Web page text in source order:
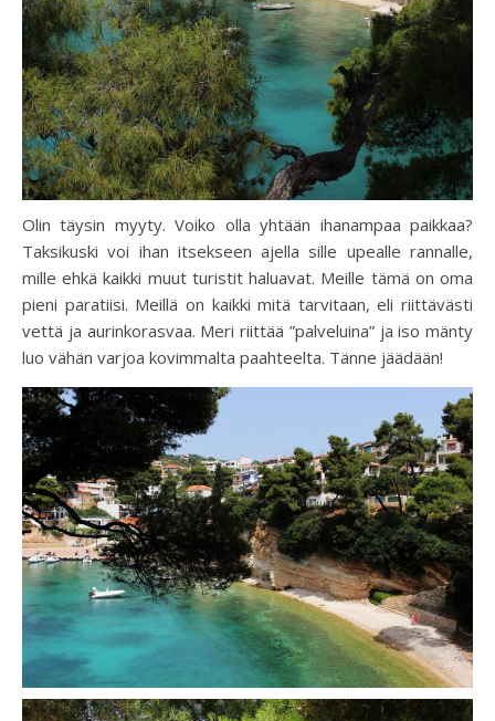
Olin täysin myyty. Voiko olla yhtään ihanampaa paikkaa?
Taksikuski voi ihan itsekseen ajella sille upealle rannalle,
mille ehkä kaikki muut turistit haluavat. Meille tämä on oma
pieni paratiisi. Meillä on kaikki mitä tarvitaan, eli riittävästi
vettä ja aurinkorasvaa. Meri riittää ”palveluina” ja iso mänty
luo vähän varjoa kovimmalta paahteelta. Tänne jäädään!